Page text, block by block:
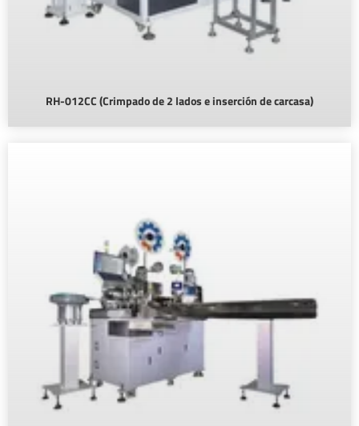
RH-012CC (Crimpado de 2 lados e inserción de carcasa)